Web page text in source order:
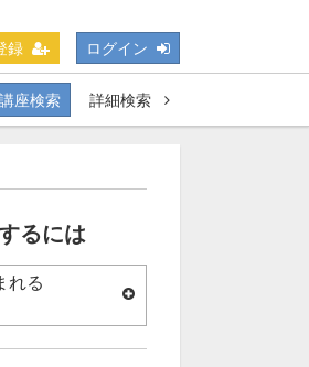
録 ログイン
講座検索
詳細検索
るには
れる